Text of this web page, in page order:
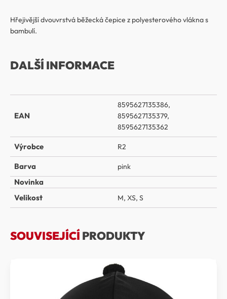
Hřejivější dvouvrstvá běžecká čepice z polyesterového vlákna s
bambulí.
DALŠÍ INFORMACE
EAN
8595627135386,
8595627135379,
8595627135362
Výrobce R2
Barva pink
Novinka
Velikost
M, XS, S
SOUVISEJÍCÍ PRODUKTY